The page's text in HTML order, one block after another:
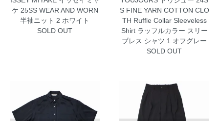
ケ 25SS WEAR AND WORN
半袖ニット 2 ホワイト
SOLD OUT
S FINE YARN COTTON CLO
TH Ruffle Collar Sleeveless
Shirt ラッフルカラー スリー
ブレス シャツ 1 オフグレー
SOLD OUT